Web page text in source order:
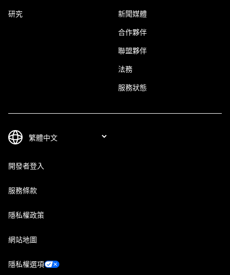
研究 新聞媒體
合作夥伴
聯盟夥伴
法務
服務狀態
開發者登入
服務條款
隱私權政策
網站地圖
隱私權選項